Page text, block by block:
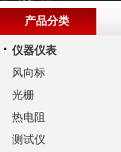
产品分类
仪器仪表
风向标
光栅
热电阻
测试仪